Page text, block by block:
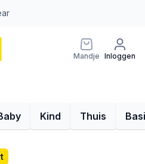
Mandje Inloggen
Kind Thuis